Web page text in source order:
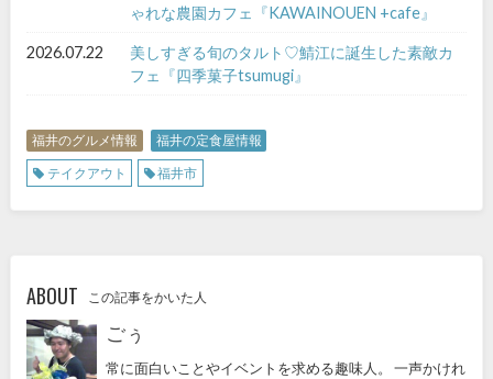
ゃれな農園カフェ『KAWAINOUEN +cafe』
2026.07.22
美しすぎる旬のタルト♡鯖江に誕生した素敵カ
フェ『四季菓子tsumugi』
福井のグルメ情報
福井の定食屋情報
テイクアウト
福井市
ABOUT この記事をかいた人
ごぅ
常に面白いことやイベントを求める趣味人。 一声かけれ